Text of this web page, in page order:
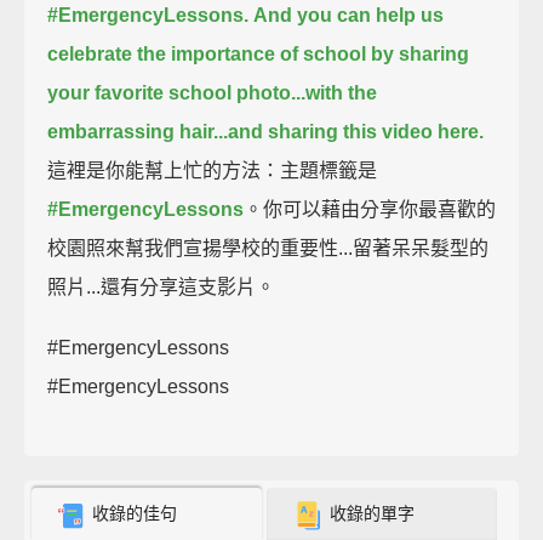
#EmergencyLessons. And you can help us
celebrate the importance of school by sharing
your favorite school photo...with the
embarrassing hair...and sharing this video here.
這裡是你能幫上忙的方法：主題標籤是
#EmergencyLessons 。你可以藉由分享你最喜歡的
校園照來幫我們宣揚學校的重要性...留著呆呆髮型的
照片...還有分享這支影片。
#EmergencyLessons
#EmergencyLessons
收錄的佳句 收錄的單字